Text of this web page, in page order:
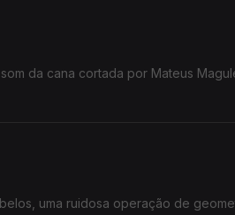
da cana cortada por Mateus
uma ruidosa operação de